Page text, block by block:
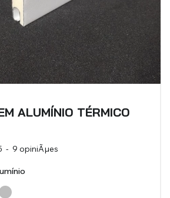
ALUMÍNIO TÉRMICO
- 9 opiniÃµes